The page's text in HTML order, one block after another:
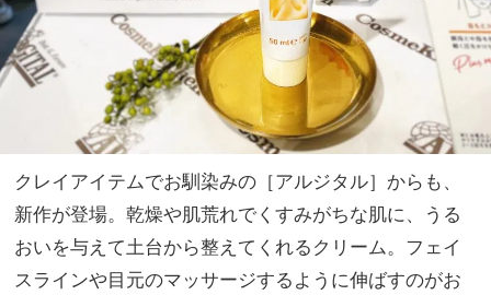
クレイアイテムでお馴染みの［アルジタル］からも、
新作が登場。乾燥や肌荒れでくすみがちな肌に、うる
おいを与えて土台から整えてくれるクリーム。フェイ
スラインや目元のマッサージするように伸ばすのがお